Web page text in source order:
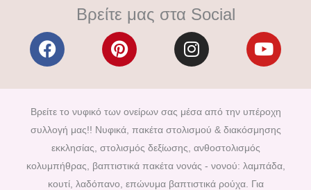
Βρείτε μας στα Social
F
a
e
b
o
o
k
P
i
t
e
r
e
s
t
I
n
t
a
g
r
a
m
Y
o
t
u
b
Βρείτε το νυφικό των ονείρων σας μέσα από την υπέροχη
συλλογή μας!! Νυφικά, πακέτα στολισμού & διακόσμησης
εκκλησίας, στολισμός δεξίωσης, ανθοστολισμός
κολυμπήθρας, βαπτιστικά πακέτα νονάς - νονού: λαμπάδα,
κουτί, λαδόπανο, επώνυμα βαπτιστικά ρούχα. Για